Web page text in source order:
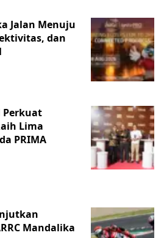
Jalan Menuju
dan
Perkuat
Lima
PRIMA
Mandalika